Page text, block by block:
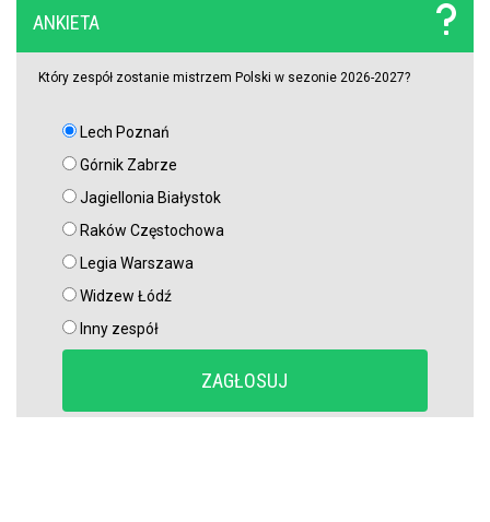
Szokujący zwrot akcji na rynku transferowym. Gwiazdor odrzucił
ofertę Real Madryti zagra w Barcelonie
OFICJALNIE: Yan Diomande zawodnikiem Realu Madryt! Podpisał
wieloletni kontrakt
OFICJALNIE: Vinicius Junior przedłużył kontrakt z Realem Madryt!
Raków rozczarował. Szwedzi wyjechali spod Jasnej Góry z cennym
remisem (VIDEO)
ANKIETA
Który zespół zostanie mistrzem Polski w sezonie 2026-2027?
Lech Poznań
Górnik Zabrze
Jagiellonia Białystok
Raków Częstochowa
Legia Warszawa
Widzew Łódź
Inny zespół